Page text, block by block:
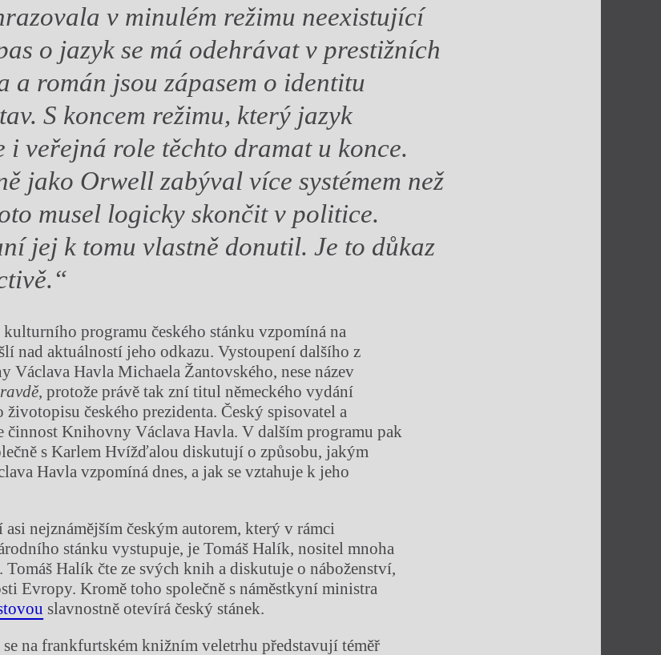
v minulém režimu neexistující
o jazyk se má odehrávat v prestižních
a román jsou zápasem o identitu
S koncem režimu, který jazyk
i veřejná role těchto dramat u konce.
jako Orwell zabýval více systémem než
musel logicky skončit v politice.
jej k tomu vlastně donutil. Je to důkaz
programu českého stánku vzpomíná na
nad aktuálností jeho odkazu. Vystoupení dalšího z
Václava Havla Michaela Žantovského, nese název
, protože právě tak zní titul německého vydání
životopisu českého prezidenta. Český spisovatel a
Knihovny Václava Havla. V dalším programu pak
s Karlem Hvížďalou diskutují o způsobu, jakým
Havla vzpomíná dnes, a jak se vztahuje k jeho
nejznámějším českým autorem, který v rámci
stánku vystupuje, je Tomáš Halík, nositel mnoha
Tomáš Halík čte ze svých knih a diskutuje o náboženství,
Evropy. Kromě toho společně s náměstkyní ministra
slavnostně otevírá český stánek.
se na frankfurtském knižním veletrhu představují téměř